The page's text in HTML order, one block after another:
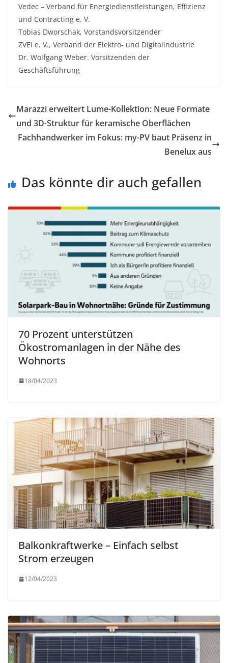
Vedec – Verband für Energiedienstleistungen, Effizienz
und Contracting e. V.
Tobias Dworschak, Vorstandsvorsitzender
ZVEI e. V., Verband der Elektro- und Digitalindustrie
Dr. Wolfgang Weber. Vorsitzenden der
Geschäftsführung
Marazzi erweitert Lume-Kollektion: Neue Formate
und 3D-Struktur für keramische Oberflächen
Fachhandwerker im Fokus: my-PV baut Präsenz in
Benelux aus
Das könnte dir auch gefallen
70 Prozent unterstützen
Ökostromanlagen in der Nähe des
Wohnorts
18/04/2023
Balkonkraftwerke – Einfach selbst
Strom erzeugen
12/04/2023